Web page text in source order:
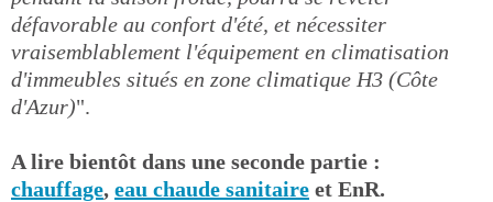
défavorable au confort d'été, et nécessiter
vraisemblablement l'équipement en climatisation
d'immeubles situés en zone climatique H3 (Côte
d'Azur)".
A lire bientôt dans une seconde partie :
chauffage, eau chaude sanitaire et EnR.